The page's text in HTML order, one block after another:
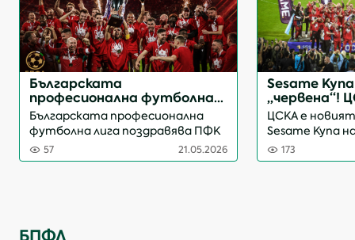
Българската
професионална футболна
лига поздравява ПФК ЦСКА
за спечелването на Sesame
Купата на България
Българската професионална
футболна лига поздравява ПФК
ЦСКА за спечелването на
Sesame Купа на България.
57 21.05.2026
Sesame
„червена“!
Локомотив
инфарктна
„Васил
ЦСКА е
Sesame Купа
2025/26! В
драматичен
173